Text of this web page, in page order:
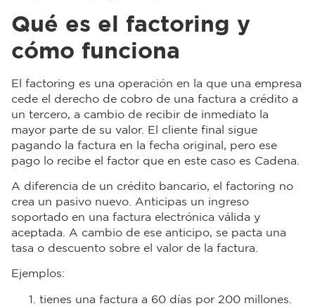
Qué es el factoring y
cómo funciona
El factoring es una operación en la que una empresa
cede el derecho de cobro de una factura a crédito a
un tercero, a cambio de recibir de inmediato la
mayor parte de su valor. El cliente final sigue
pagando la factura en la fecha original, pero ese
pago lo recibe el factor que en este caso es Cadena.
A diferencia de un crédito bancario, el factoring no
crea un pasivo nuevo. Anticipas un ingreso
soportado en una factura electrónica válida y
aceptada. A cambio de ese anticipo, se pacta una
tasa o descuento sobre el valor de la factura.
Ejemplos:
tienes una factura a 60 días por 200 millones.